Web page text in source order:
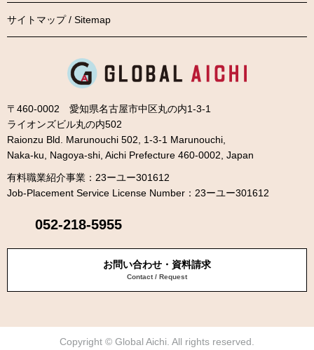
サイトマップ / Sitemap
〒460-0002 愛知県名古屋市中区丸の内1-3-1
ライオンズビル丸の内502
Raionzu Bld. Marunouchi 502, 1-3-1 Marunouchi,
Naka-ku, Nagoya-shi, Aichi Prefecture 460-0002, Japan
有料職業紹介事業：23ーユー301612
Job-Placement Service License Number：23ーユー301612
052-218-5955
お問い合わせ・資料請求
Contact / Request
Copyright © Global Aichi. All rights reserved.